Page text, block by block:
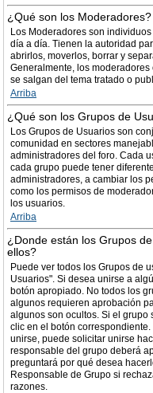
¿Qué son los Moderadores?
Los Moderadores son
día a día. Tienen la autoridad
abrirlos, moverlos, borrar y
Generalmente, los
se salgan del tema tratado o
Arriba
¿Qué son los Grupos de
Los Grupos de Usuarios son
comunidad en sectores
administradores del foro. Cada
cada grupo puede tener
administradores, a cambiar los
como los permisos de
los usuarios.
Arriba
¿Donde están los Grupos
ellos?
Puede ver todos los Grupos de
Usuarios". Si desea unirse a
botón apropiado. No todos los
algunos requieren aprobación
algunos son ocultos. Si el
clic en el botón
unirse, puede solicitar unirse
responsable del grupo deberá
preguntará por qué desea
Responsable de Grupo si
razones.